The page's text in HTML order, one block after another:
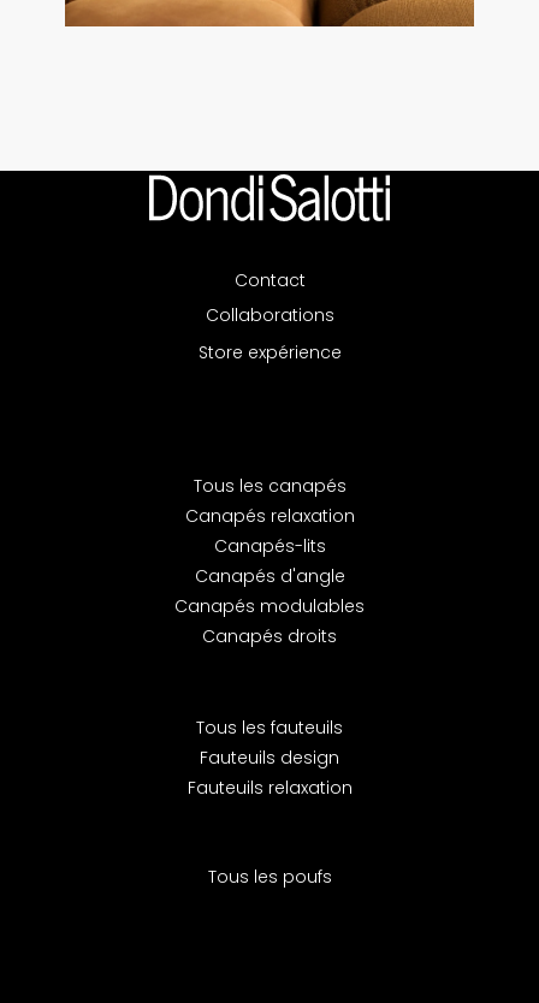
Tous les canapés
Canapés relaxation
Canapés-lits
Canapés d'angle
Canapés modulables
Canapés droits
Tous les fauteuils
Fauteuils design
Fauteuils relaxation
Tous les poufs
Contact
Collaborations
Store expérience